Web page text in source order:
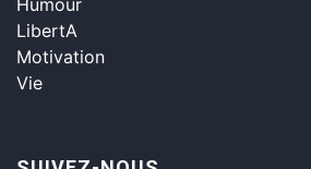
Humour
LibertA
Motivation
Vie